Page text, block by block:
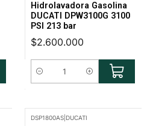
Hidrolavadora Gasolina
DUCATI DPW3100G 3100
PSI 213 bar
$2.600.000
Cantidad
DSP1800AS| DUCATI